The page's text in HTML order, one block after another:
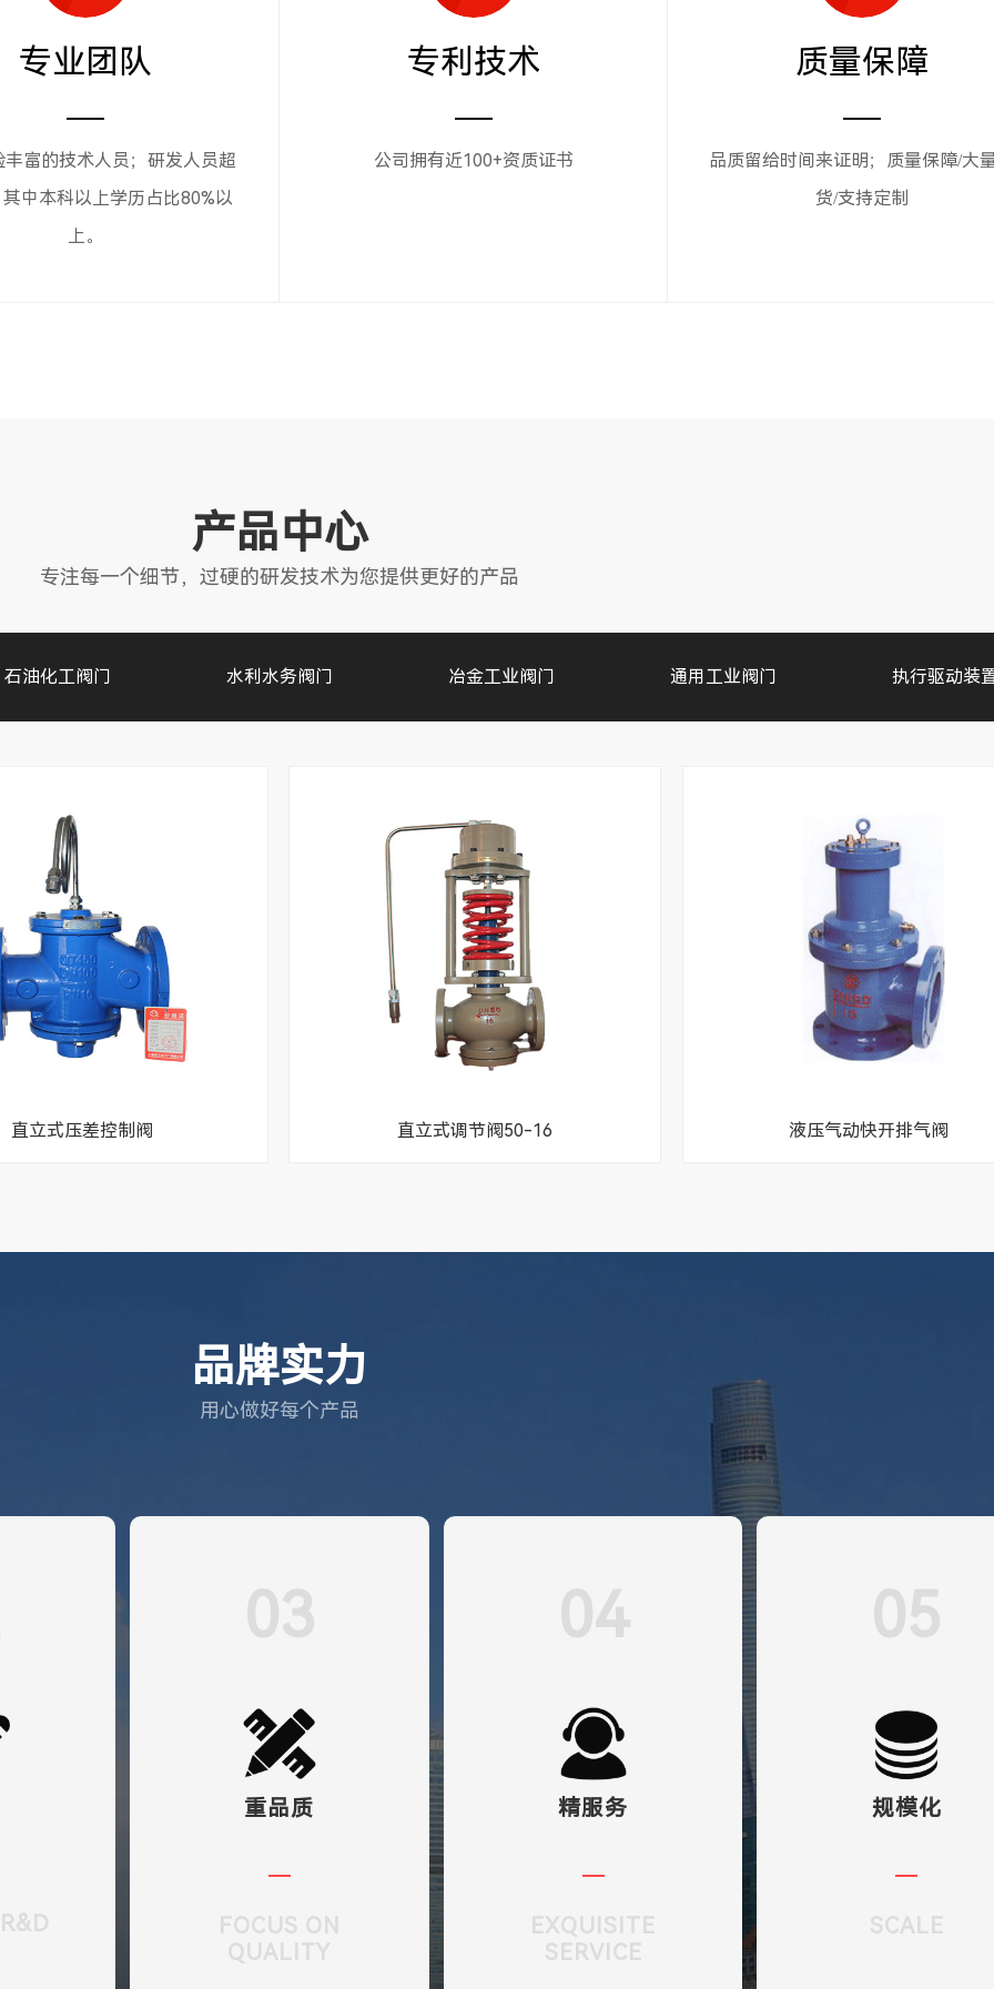
专业团队
富的技术人员；研发人员超
中本科以上学历占比80%以
上。
专利技术
公司拥有近100+资质证书
质量保障
品质留给时间来证明；质量保障/大
货/支持定制
产品中心
专注每一个细节，过硬的研发技术为您提供更好的产品
石油化工阀门 水利水务阀门 冶金工业阀门 通用工业阀门 执行驱动装
直立式压差控制阀 直立式调节阀50-16 液压气动快开排气阀
品牌实力
用心做好每个产品
03
重品质
FOCUS ON
QUALITY
04
精服务
EXQUISITE
SERVICE
05
规模化
SCALE